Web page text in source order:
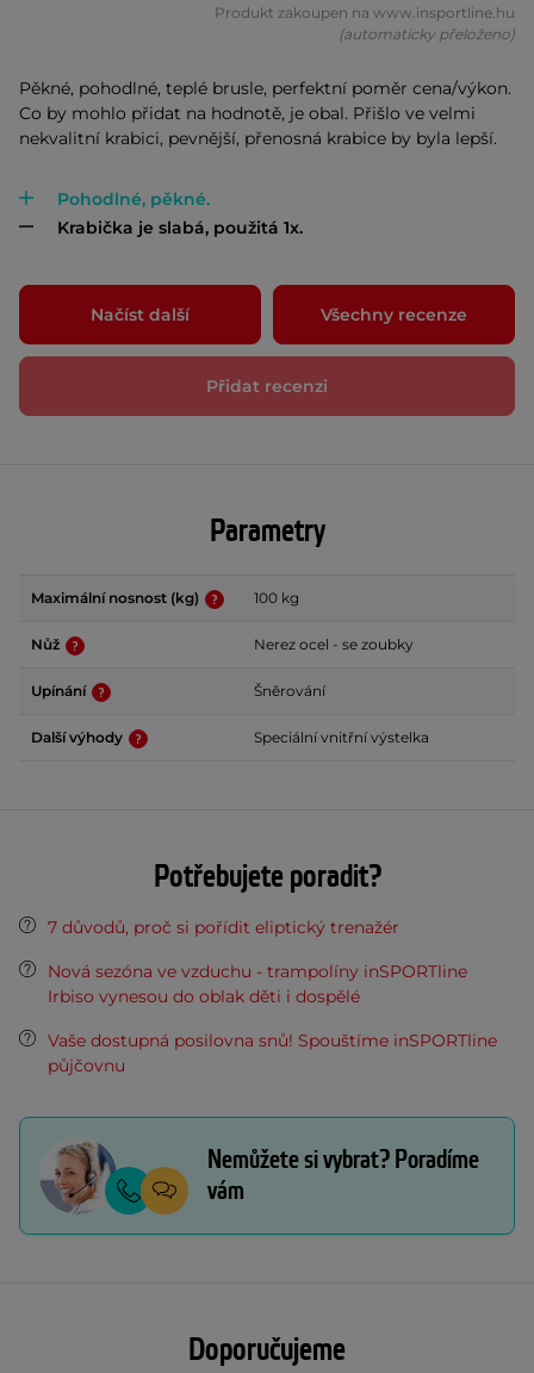
Produkt zakoupen na www.insportline.hu
(automaticky přeloženo)
Pěkné, pohodlné, teplé brusle, perfektní poměr cena/výkon.
Co by mohlo přidat na hodnotě, je obal. Přišlo ve velmi
nekvalitní krabici, pevnější, přenosná krabice by byla lepší.
Pohodlné, pěkné.
Krabička je slabá, použitá 1x.
Načíst další Všechny recenze
Přidat recenzi
Parametry
Maximální nosnost (kg) 100 kg
Nůž Nerez ocel - se zoubky
Upínání Šněrování
Další výhody Speciální vnitřní výstelka
Potřebujete poradit?
7 důvodů, proč si pořídit eliptický trenažér
Nová sezóna ve vzduchu - trampolíny inSPORTline
Irbiso vynesou do oblak děti i dospělé
Vaše dostupná posilovna snů! Spouštíme inSPORTline
půjčovnu
Nemůžete si vybrat? Poradíme
vám
Doporučujeme